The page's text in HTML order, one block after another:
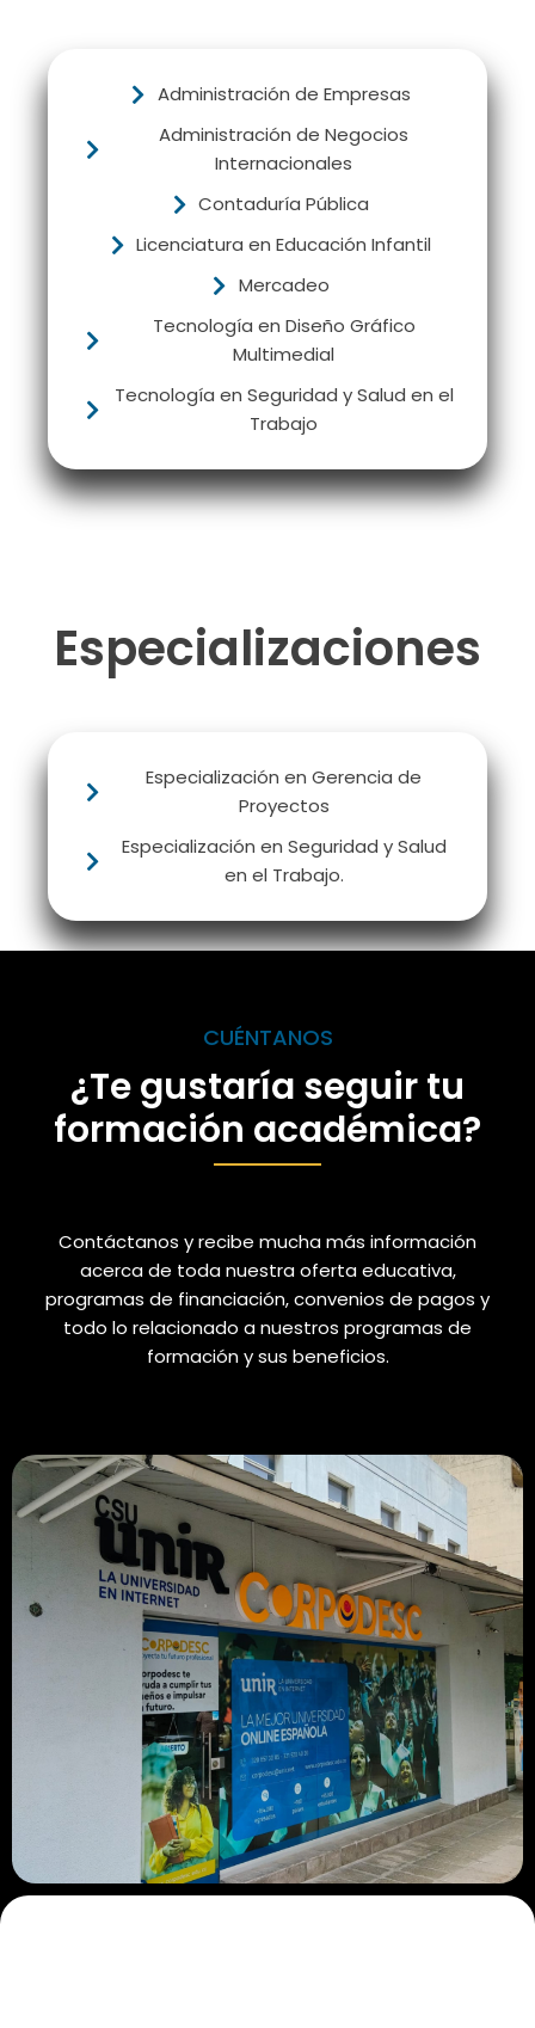
Administración de Empresas
Administración de Negocios
Internacionales
Contaduría Pública
Licenciatura en Educación Infantil
Mercadeo
Tecnología en Diseño Gráfico
Multimedial
Tecnología en Seguridad y Salud en el
Trabajo
Especializaciones
Especialización en Gerencia de
Proyectos
Especialización en Seguridad y Salud
en el Trabajo.
CUÉNTANOS
¿Te gustaría seguir tu
formación académica?
Contáctanos y recibe mucha más información
acerca de toda nuestra oferta educativa,
programas de financiación, convenios de pagos y
todo lo relacionado a nuestros programas de
formación y sus beneficios.